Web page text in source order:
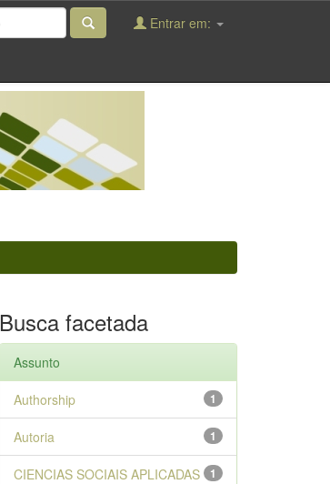
Entrar em:
Busca facetada
Assunto
1
Authorship
1
Autoria
1
CIENCIAS SOCIAIS APLICADAS